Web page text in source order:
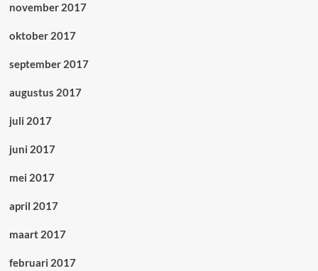
november 2017
oktober 2017
september 2017
augustus 2017
juli 2017
juni 2017
mei 2017
april 2017
maart 2017
februari 2017